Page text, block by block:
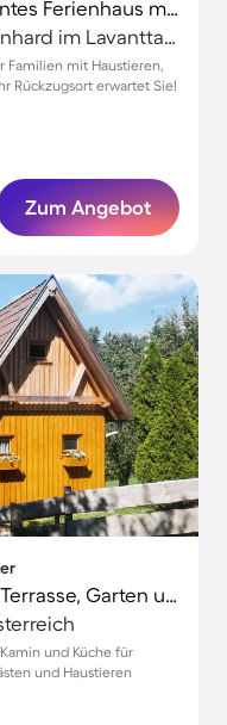
Familienorientiertes charmantes Ferienhaus mit Garten und Terrasse | Bergblick | Haustiere sind willkommen
Gemeinde Bad Sankt Leonhard im Lavanttal, Wolfsberg, Österreich
Familien mit Haustieren,
Rückzugsort erwartet Sie!
Zum Angebot
Charmantes Ferienhaus mit Terrasse, Garten und Grill | Haustierfreundlich
und Küche für
und Haustieren